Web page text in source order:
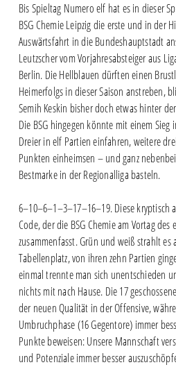
Bis Spieltag Numero elf hat es in dieser
BSG Chemie Leipzig die erste und in der
Auswärtsfahrt in die Bundeshauptstadt
Leutzscher vom Vorjahresabsteiger aus
Berlin. Die Hellblauen dürften einen
Heimerfolgs in dieser Saison anstreben,
Semih Keskin bisher doch etwas hinter
Die BSG hingegen könnte mit einem
Dreier in elf Partien einfahren, weitere
Punkten einheimsen – und ganz
Bestmarke in der Regionalliga basteln.
6–10–6–1–3–17–16–19. Diese kryptisch
Code, der die BSG Chemie am Vortag des
zusammenfasst. Grün und weiß strahlt es
Tabellenplatz, von ihren zehn Partien
einmal trennte man sich unentschieden
nichts mit nach Hause. Die 17
der neuen Qualität in der Offensive,
Umbruchphase (16 Gegentore) immer
Punkte beweisen: Unsere Mannschaft
und Potenziale immer besser